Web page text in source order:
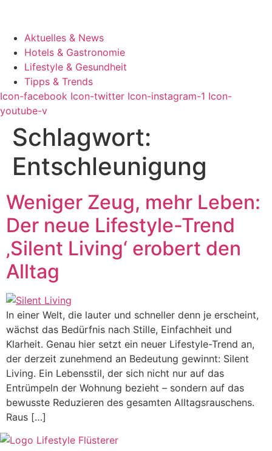
Aktuelles & News
Hotels & Gastronomie
Lifestyle & Gesundheit
Tipps & Trends
Icon-facebook Icon-twitter Icon-instagram-1 Icon-
youtube-v
Schlagwort:
Entschleunigung
Weniger Zeug, mehr Leben:
Der neue Lifestyle-Trend
‚Silent Living‘ erobert den
Alltag
In einer Welt, die lauter und schneller denn je erscheint,
wächst das Bedürfnis nach Stille, Einfachheit und
Klarheit. Genau hier setzt ein neuer Lifestyle-Trend an,
der derzeit zunehmend an Bedeutung gewinnt: Silent
Living. Ein Lebensstil, der sich nicht nur auf das
Entrümpeln der Wohnung bezieht – sondern auf das
bewusste Reduzieren des gesamten Alltagsrauschens.
Raus […]